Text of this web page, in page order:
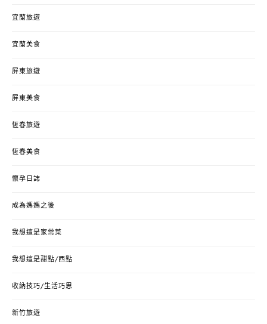
宜蘭旅遊
宜蘭美食
屏東旅遊
屏東美食
恆春旅遊
恆春美食
懷孕日誌
成為媽媽之後
我想這是家常菜
我想這是甜點/西點
收納技巧/生活巧思
新竹旅遊